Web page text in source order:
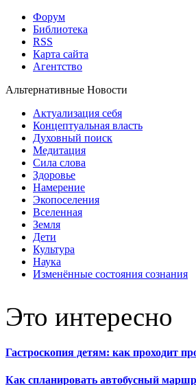
Форум
Библиотека
RSS
Карта сайта
Агентство
Альтернативные Новости
Актуализация себя
Концептуальная власть
Духовный поиск
Медитация
Сила слова
Здоровье
Намерение
Экопоселения
Вселенная
Земля
Дети
Культура
Наука
Изменённые состояния сознания
Это интересно
Гастроскопия детям: как проходит
Как спланировать автобусный